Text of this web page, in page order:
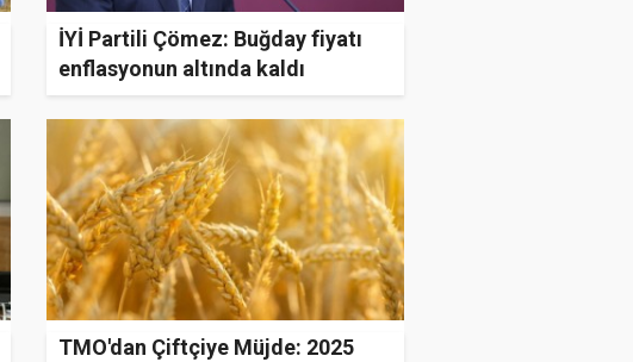
İYİ Partili Çömez: Buğday fiyatı
enflasyonun altında kaldı
TMO'dan Çiftçiye Müjde: 2025